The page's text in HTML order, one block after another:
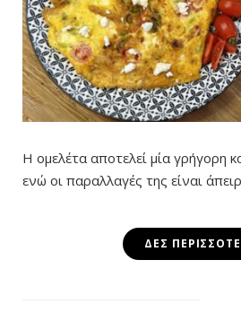
Η ομελέτα αποτελεί μία γρήγορη
ενώ οι παραλλαγές της είναι
ΔΕΣ